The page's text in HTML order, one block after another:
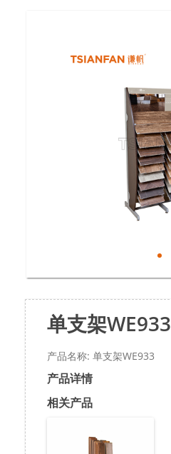
单支架WE933
产品名称: 单支架WE933
产品详情
相关产品